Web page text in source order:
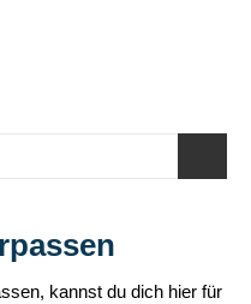
kannst du dich hier für